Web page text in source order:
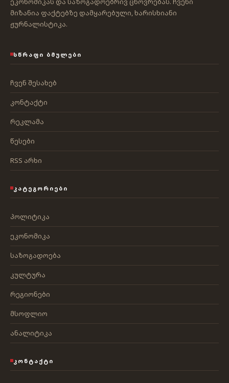
მიზანია ფაქტებზე დამყარებული, ხარისხიანი
ჟურნალისტიკა.
ᲡᲬᲠᲐᲤᲘ ᲑᲛᲣᲚᲔᲑᲘ
ჩვენ შესახებ
კონტაქტი
რეკლამა
წესები
RSS არხი
ᲙᲐᲢᲔᲒᲝᲠᲘᲔᲑᲘ
პოლიტიკა
ეკონომიკა
საზოგადოება
კულტურა
რეგიონები
მსოფლიო
ანალიტიკა
ᲙᲝᲜᲢᲐᲥᲢᲘ